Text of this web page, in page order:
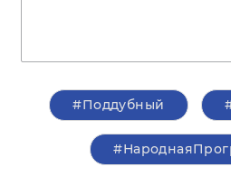
#Поддубный